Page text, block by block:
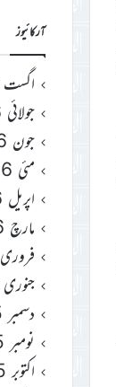
آرکائیوز
اگست 2026
جولائی 2026
جون 2026
مئی 2026
اپریل 2026
مارچ 2026
فروری 2026
جنوری 2026
دسمبر 2025
نومبر 2025
اکتوبر 2025